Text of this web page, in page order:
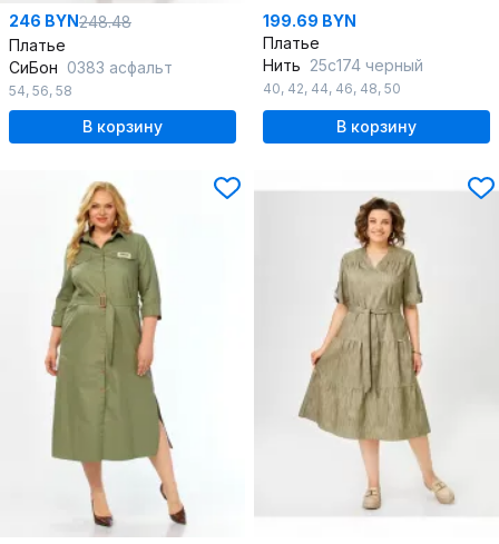
246 BYN248.48
Платье
СиБон 0383 асфальт
54, 56, 58
В корзину
199.69 BYN
Платье
Нить 25с174 черный
40, 42, 44, 46, 48, 50
В корзину